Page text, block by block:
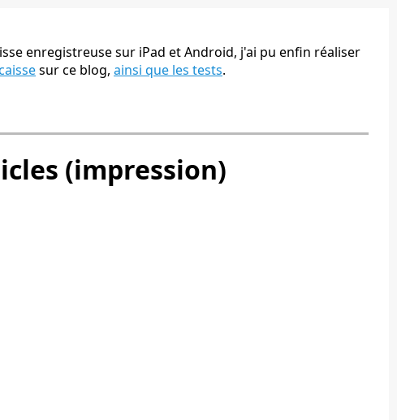
enregistreuse sur iPad et Android, j'ai pu enfin réaliser
sur ce blog, ainsi que les tests.
(impression)